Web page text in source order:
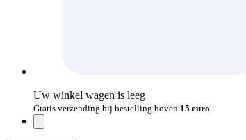
Uw winkel wagen is leeg
Gratis verzending bij bestelling boven 15 euro